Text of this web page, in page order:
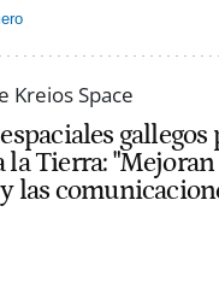
gallegos
la Tierra:
las